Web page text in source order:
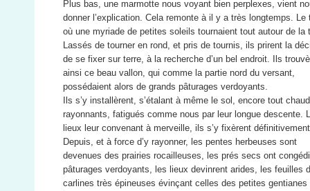
Plus bas, une marmotte nous voyant bien perplexes, vient
donner l’explication. Cela remonte à il y a très longtemps. Le
où une myriade de petites soleils tournaient tout autour de la
Lassés de tourner en rond, et pris de tournis, ils prirent la
de se fixer sur terre, à la recherche d’un bel endroit. Ils
ainsi ce beau vallon, qui comme la partie nord du versant,
possédaient alors de grands pâturages verdoyants.
Ils s’y installèrent, s’étalant à même le sol, encore tout
rayonnants, fatigués comme nous par leur longue descente.
lieux leur convenant à merveille, ils s’y fixèrent
Depuis, et à force d’y rayonner, les pentes herbeuses sont
devenues des prairies rocailleuses, les prés secs ont
pâturages verdoyants, les lieux devinrent arides, les feuilles
carlines très épineuses évinçant celles des petites gentianes